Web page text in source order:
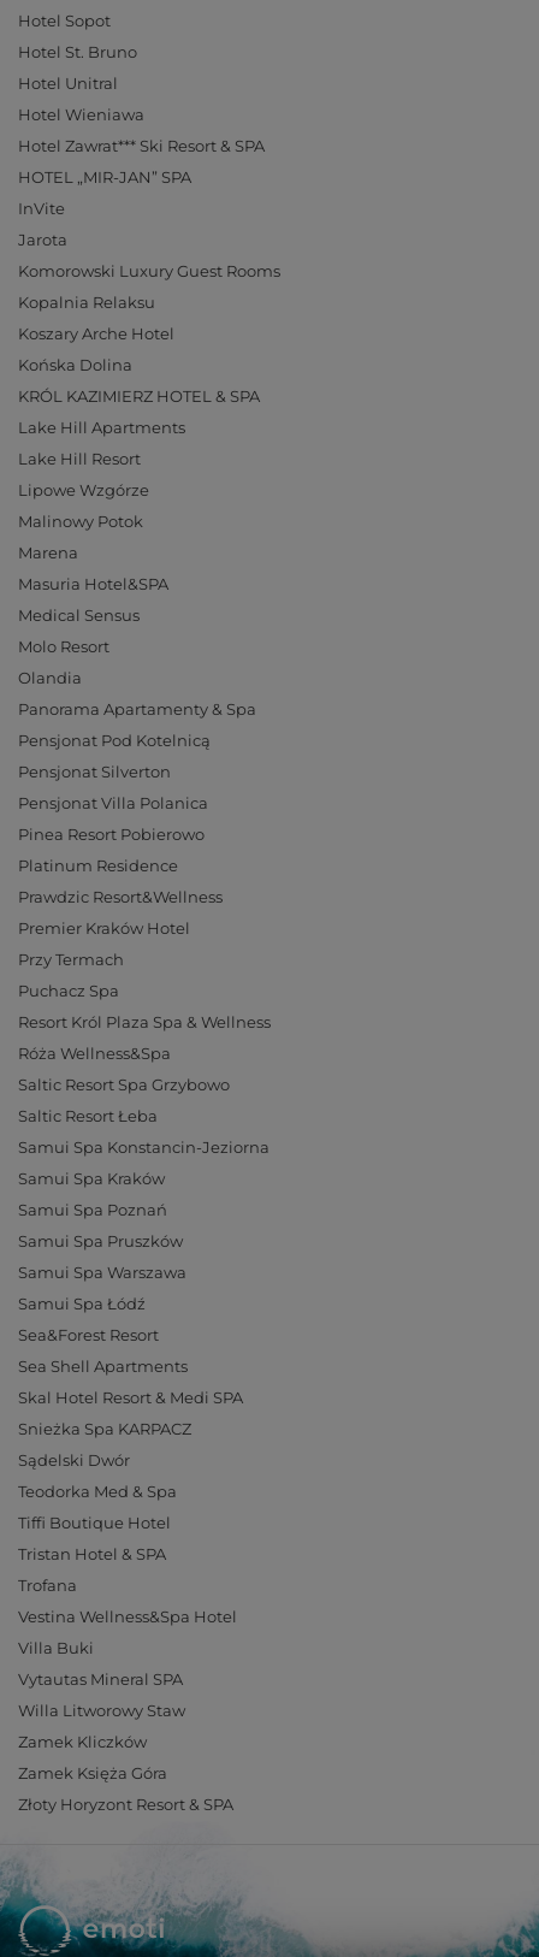
Hotel Sopot
Hotel St. Bruno
Hotel Unitral
Hotel Wieniawa
Hotel Zawrat*** Ski Resort & SPA
HOTEL „MIR-JAN” SPA
InVite
Jarota
Komorowski Luxury Guest Rooms
Kopalnia Relaksu
Koszary Arche Hotel
Końska Dolina
KRÓL KAZIMIERZ HOTEL & SPA
Lake Hill Apartments
Lake Hill Resort
Lipowe Wzgórze
Malinowy Potok
Marena
Masuria Hotel&SPA
Medical Sensus
Molo Resort
Olandia
Panorama Apartamenty & Spa
Pensjonat Pod Kotelnicą
Pensjonat Silverton
Pensjonat Villa Polanica
Pinea Resort Pobierowo
Platinum Residence
Prawdzic Resort&Wellness
Premier Kraków Hotel
Przy Termach
Puchacz Spa
Resort Król Plaza Spa & Wellness
Róża Wellness&Spa
Saltic Resort Spa Grzybowo
Saltic Resort Łeba
Samui Spa Konstancin-Jeziorna
Samui Spa Kraków
Samui Spa Poznań
Samui Spa Pruszków
Samui Spa Warszawa
Samui Spa Łódź
Sea&Forest Resort
Sea Shell Apartments
Skal Hotel Resort & Medi SPA
Snieżka Spa KARPACZ
Sądelski Dwór
Teodorka Med & Spa
Tiffi Boutique Hotel
Tristan Hotel & SPA
Trofana
Vestina Wellness&Spa Hotel
Villa Buki
Vytautas Mineral SPA
Willa Litworowy Staw
Zamek Kliczków
Zamek Księża Góra
Złoty Horyzont Resort & SPA